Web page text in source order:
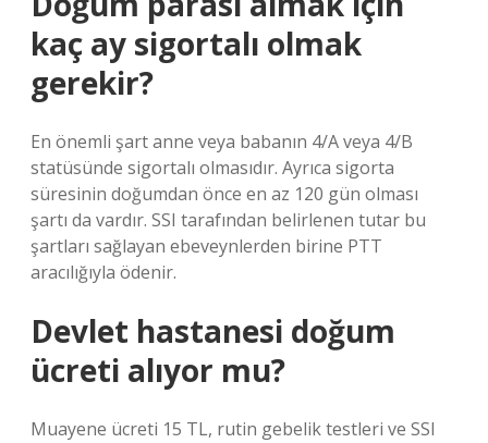
kaç ay sigortalı olmak
gerekir?
En önemli şart anne veya babanın 4/A veya 4/B
statüsünde sigortalı olmasıdır. Ayrıca sigorta
süresinin doğumdan önce en az 120 gün olması
şartı da vardır. SSI tarafından belirlenen tutar bu
şartları sağlayan ebeveynlerden birine PTT
aracılığıyla ödenir.
Devlet hastanesi doğum
ücreti alıyor mu?
Muayene ücreti 15 TL, rutin gebelik testleri ve SSI